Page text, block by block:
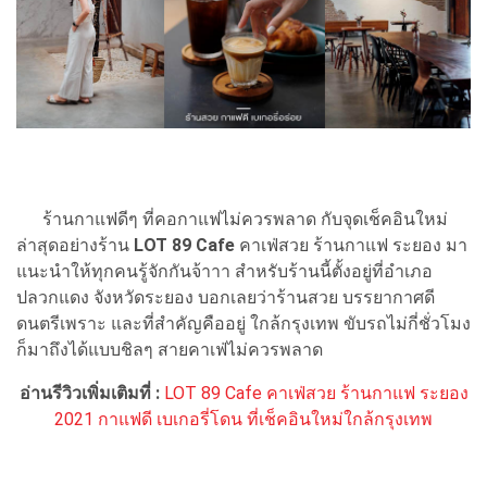
ร้านกาแฟดีๆ ที่คอกาแฟไม่ควรพลาด กับจุดเช็คอินใหม่
ล่าสุดอย่างร้าน LOT 89 Cafe คาเฟ่สวย ร้านกาแฟ ระยอง มา
แนะนำให้ทุกคนรู้จักกันจ้าาา สำหรับร้านนี้ตั้งอยู่ที่อำเภอ
ปลวกแดง จังหวัดระยอง บอกเลยว่าร้านสวย บรรยากาศดี
ดนตรีเพราะ และที่สำคัญคืออยู่ ใกล้กรุงเทพ ขับรถไม่กี่ชั่วโมง
ก็มาถึงได้แบบชิลๆ สายคาเฟ่ไม่ควรพลาด
อ่านรีวิวเพิ่มเติมที่ : LOT 89 Cafe คาเฟ่สวย ร้านกาแฟ ระยอง
2021 กาแฟดี เบเกอรี่โดน ที่เช็คอินใหม่ใกล้กรุงเทพ